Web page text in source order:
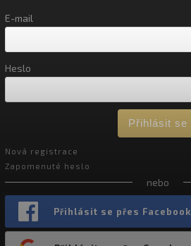
E-mail
Heslo
Přihlásit se
Nová registrace
Zapomenuté heslo
nebo
Přihlásit se přes Facebook